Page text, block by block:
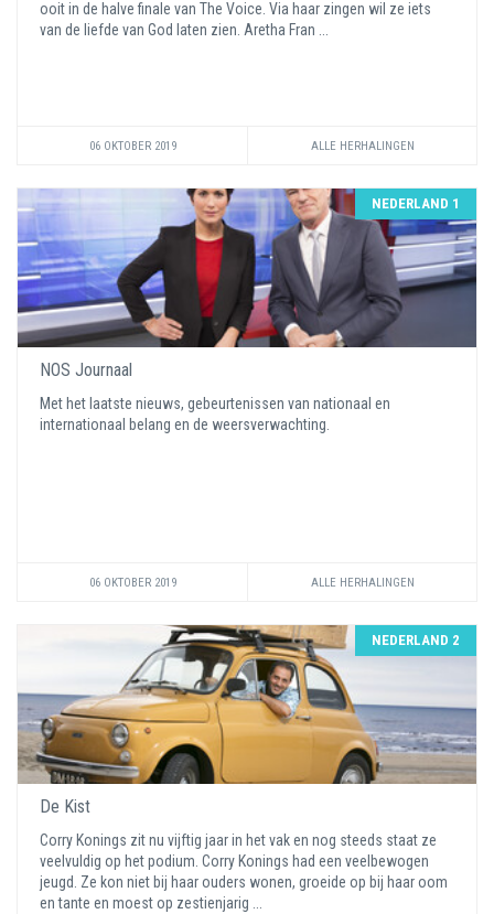
ooit in de halve finale van The Voice. Via haar zingen wil ze iets
van de liefde van God laten zien. Aretha Fran ...
06 OKTOBER 2019 ALLE HERHALINGEN
NEDERLAND 1
NOS Journaal
Met het laatste nieuws, gebeurtenissen van nationaal en
internationaal belang en de weersverwachting.
06 OKTOBER 2019 ALLE HERHALINGEN
NEDERLAND 2
De Kist
Corry Konings zit nu vijftig jaar in het vak en nog steeds staat ze
veelvuldig op het podium. Corry Konings had een veelbewogen
jeugd. Ze kon niet bij haar ouders wonen, groeide op bij haar oom
en tante en moest op zestienjarig ...